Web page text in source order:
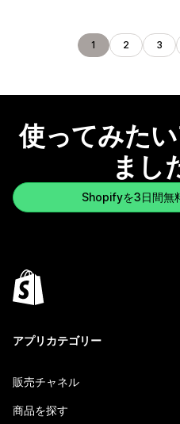
1 2 3
使ってみた
まし
Shopifyを3日間無
アプリカテゴリー
販売チャネル
商品を探す